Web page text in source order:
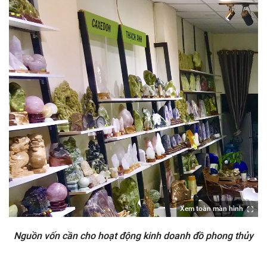
Xem toàn màn hình
Nguồn vốn cần cho hoạt động kinh doanh đồ phong thủy